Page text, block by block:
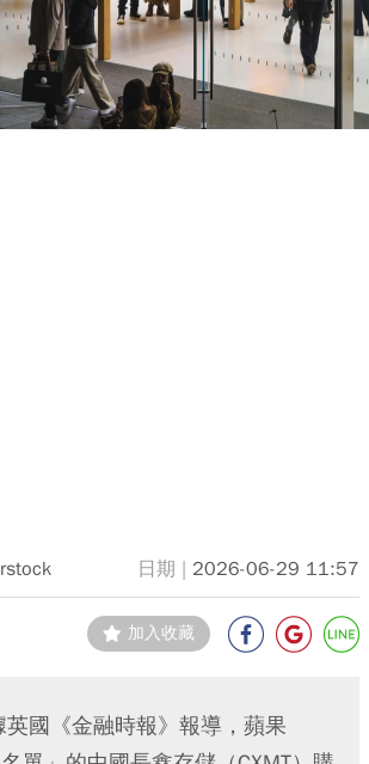
2026-06-29 11:57
加入收藏
國《金融時報》報導，蘋果